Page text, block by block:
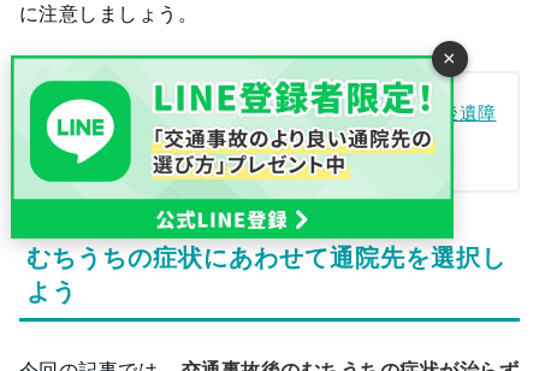
に注意しましょう。
弁護士監修
交通事故で症状固定と言われたら？後遺障
害も解説
むちうちの症状にあわせて通院先を選択し
よう
×